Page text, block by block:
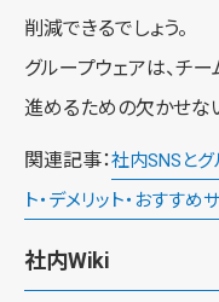
削減できるでしょう。
グループウェアは、チ
進めるための欠かせな
関連記事：社内SNSとグ
ト・デメリット・おすす
社内Wiki